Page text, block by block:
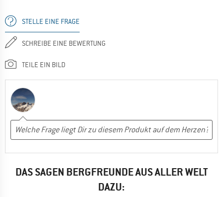
STELLE EINE FRAGE
SCHREIBE EINE BEWERTUNG
TEILE EIN BILD
DAS SAGEN BERGFREUNDE AUS ALLER WELT
DAZU: